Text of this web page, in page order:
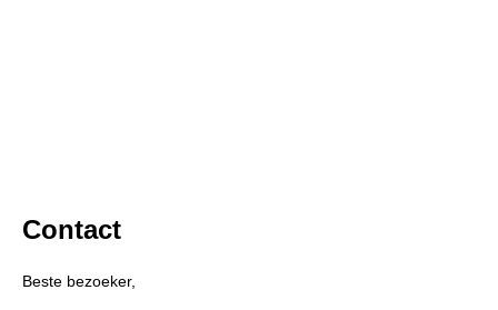
Contact
Beste bezoeker,